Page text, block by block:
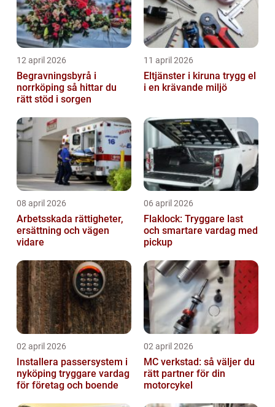
12 april 2026
Begravningsbyrå i
norrköping så hittar du
rätt stöd i sorgen
11 april 2026
Eltjänster i kiruna trygg el
i en krävande miljö
08 april 2026
Arbetsskada rättigheter,
ersättning och vägen
vidare
06 april 2026
Flaklock: Tryggare last
och smartare vardag med
pickup
02 april 2026
Installera passersystem i
nyköping tryggare vardag
för företag och boende
02 april 2026
MC verkstad: så väljer du
rätt partner för din
motorcykel